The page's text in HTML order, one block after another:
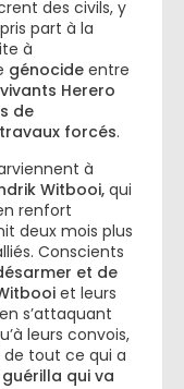
des civils, y
part à la
à
génocide entre
Herero
de
travaux forcés.
à
Witbooi,qui
renfort
deux mois plus
Conscients
et de
et leurs
s’attaquant
leurs convois,
tout ce qui a
guérilla qui va